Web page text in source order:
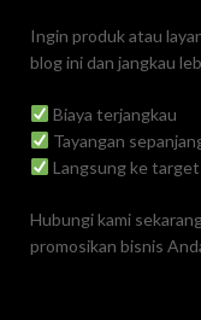
Ingin produk atau
blog ini dan jangkau
Biaya terjangkau
Tayangan
Langsung ke
Hubungi kami
promosikan bisnis